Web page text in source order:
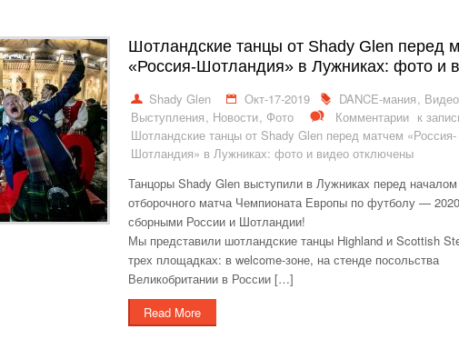
Шотландские танцы от Shady Glen перед
«Россия-Шотландия» в Лужниках: фото и
Shady Glen Окт-17-2019 DANCE-мания, Видео
Выступления, Новости, Фото Комментарии к
Шотландские танцы от Shady Glen перед матчем «Россия-
Шотландия» в Лужниках: фото и видеоотключены
Танцоры Shady Glen выступили в Лужниках перед началом
отборочного матча Чемпионата Европы по футболу —
сборными России и Шотландии!
Мы представили шотландские танцы Highland и Scottish
трех площадках: в welcome-зоне, на стенде посольства
Великобритании в России […]
Read More